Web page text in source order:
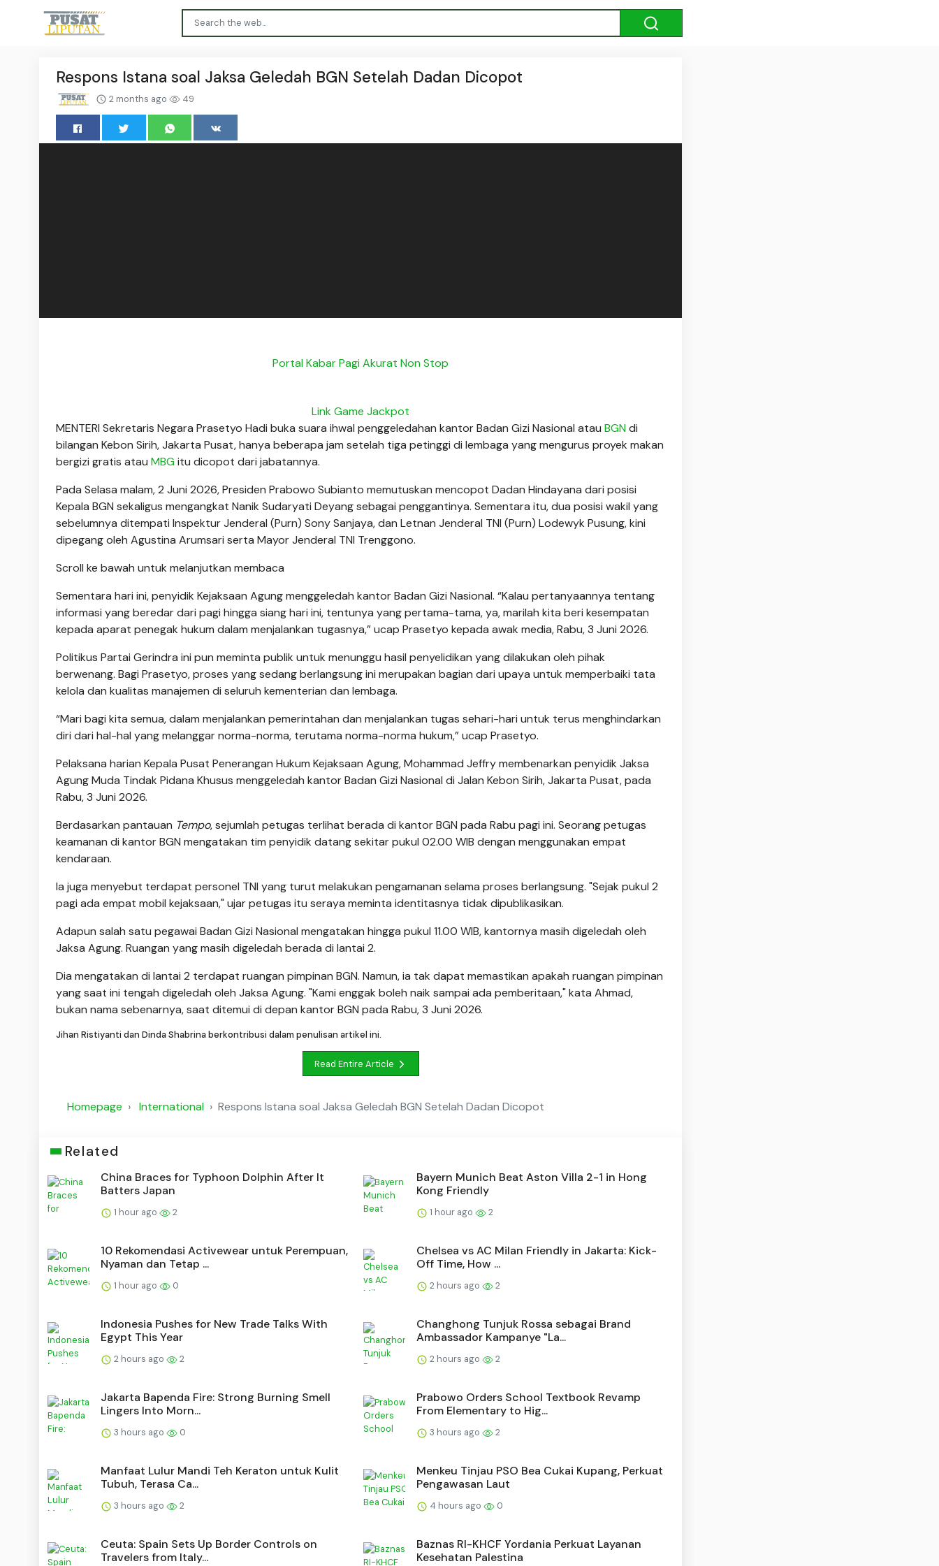
Respons Istana soal Jaksa Geledah BGN Setelah Dadan Dicopot
2 months ago 49
Portal Kabar Pagi Akurat Non Stop
Link Game Jackpot
MENTERI Sekretaris Negara Prasetyo Hadi buka suara ihwal penggeledahan kantor Badan Gizi Nasional atau BGN di
bilangan Kebon Sirih, Jakarta Pusat, hanya beberapa jam setelah tiga petinggi di lembaga yang mengurus proyek makan
bergizi gratis atau MBG itu dicopot dari jabatannya.
Pada Selasa malam, 2 Juni 2026, Presiden Prabowo Subianto memutuskan mencopot Dadan Hindayana dari posisi
Kepala BGN sekaligus mengangkat Nanik Sudaryati Deyang sebagai penggantinya. Sementara itu, dua posisi wakil yang
sebelumnya ditempati Inspektur Jenderal (Purn) Sony Sanjaya, dan Letnan Jenderal TNI (Purn) Lodewyk Pusung, kini
dipegang oleh Agustina Arumsari serta Mayor Jenderal TNI Trenggono.
Scroll ke bawah untuk melanjutkan membaca
Sementara hari ini, penyidik Kejaksaan Agung menggeledah kantor Badan Gizi Nasional. “Kalau pertanyaannya tentang
informasi yang beredar dari pagi hingga siang hari ini, tentunya yang pertama-tama, ya, marilah kita beri kesempatan
kepada aparat penegak hukum dalam menjalankan tugasnya,” ucap Prasetyo kepada awak media, Rabu, 3 Juni 2026.
Politikus Partai Gerindra ini pun meminta publik untuk menunggu hasil penyelidikan yang dilakukan oleh pihak
berwenang. Bagi Prasetyo, proses yang sedang berlangsung ini merupakan bagian dari upaya untuk memperbaiki tata
kelola dan kualitas manajemen di seluruh kementerian dan lembaga.
“Mari bagi kita semua, dalam menjalankan pemerintahan dan menjalankan tugas sehari-hari untuk terus menghindarkan
diri dari hal-hal yang melanggar norma-norma, terutama norma-norma hukum,” ucap Prasetyo.
Pelaksana harian Kepala Pusat Penerangan Hukum Kejaksaan Agung, Mohammad Jeffry membenarkan penyidik Jaksa
Agung Muda Tindak Pidana Khusus menggeledah kantor Badan Gizi Nasional di Jalan Kebon Sirih, Jakarta Pusat, pada
Rabu, 3 Juni 2026.
Berdasarkan pantauan Tempo, sejumlah petugas terlihat berada di kantor BGN pada Rabu pagi ini. Seorang petugas
keamanan di kantor BGN mengatakan tim penyidik datang sekitar pukul 02.00 WIB dengan menggunakan empat
kendaraan.
Ia juga menyebut terdapat personel TNI yang turut melakukan pengamanan selama proses berlangsung. "Sejak pukul 2
pagi ada empat mobil kejaksaan," ujar petugas itu seraya meminta identitasnya tidak dipublikasikan.
Adapun salah satu pegawai Badan Gizi Nasional mengatakan hingga pukul 11.00 WIB, kantornya masih digeledah oleh
Jaksa Agung. Ruangan yang masih digeledah berada di lantai 2.
Dia mengatakan di lantai 2 terdapat ruangan pimpinan BGN. Namun, ia tak dapat memastikan apakah ruangan pimpinan
yang saat ini tengah digeledah oleh Jaksa Agung. "Kami enggak boleh naik sampai ada pemberitaan," kata Ahmad,
bukan nama sebenarnya, saat ditemui di depan kantor BGN pada Rabu, 3 Juni 2026.
Jihan Ristiyanti dan Dinda Shabrina berkontribusi dalam penulisan artikel ini.
Read Entire Article
Homepage International Respons Istana soal Jaksa Geledah BGN Setelah Dadan Dicopot
Related
China Braces for Typhoon Dolphin After It
Batters Japan
1 hour ago 2
Bayern Munich Beat Aston Villa 2-1 in Hong
Kong Friendly
1 hour ago 2
10 Rekomendasi Activewear untuk Perempuan,
Nyaman dan Tetap ...
1 hour ago 0
Chelsea vs AC Milan Friendly in Jakarta: Kick-
Off Time, How ...
2 hours ago 2
Indonesia Pushes for New Trade Talks With
Egypt This Year
2 hours ago 2
Changhong Tunjuk Rossa sebagai Brand
Ambassador Kampanye "La...
2 hours ago 2
Jakarta Bapenda Fire: Strong Burning Smell
Lingers Into Morn...
3 hours ago 0
Prabowo Orders School Textbook Revamp
From Elementary to Hig...
3 hours ago 2
Manfaat Lulur Mandi Teh Keraton untuk Kulit
Tubuh, Terasa Ca...
3 hours ago 2
Menkeu Tinjau PSO Bea Cukai Kupang, Perkuat
Pengawasan Laut
4 hours ago 0
Ceuta: Spain Sets Up Border Controls on
Travelers from Italy...
Baznas RI-KHCF Yordania Perkuat Layanan
Kesehatan Palestina